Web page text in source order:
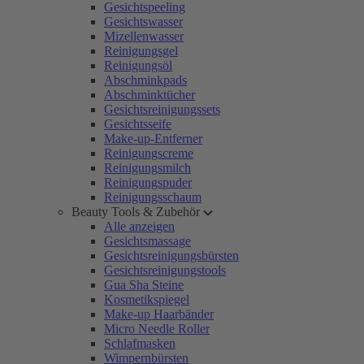
Gesichtspeeling
Gesichtswasser
Mizellenwasser
Reinigungsgel
Reinigungsöl
Abschminkpads
Abschminktücher
Gesichtsreinigungssets
Gesichtsseife
Make-up-Entferner
Reinigungscreme
Reinigungsmilch
Reinigungspuder
Reinigungsschaum
Beauty Tools & Zubehör
Alle anzeigen
Gesichtsmassage
Gesichtsreinigungsbürsten
Gesichtsreinigungstools
Gua Sha Steine
Kosmetikspiegel
Make-up Haarbänder
Micro Needle Roller
Schlafmasken
Wimpernbürsten